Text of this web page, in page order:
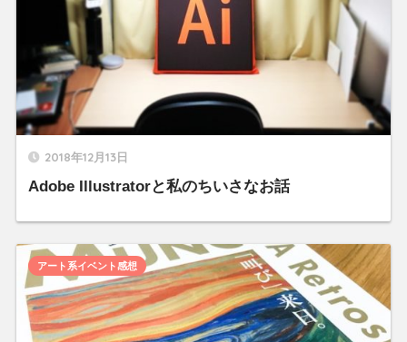
2018年12月13日
Adobe Illustratorと私のちいさなお話
アート系イベント感想